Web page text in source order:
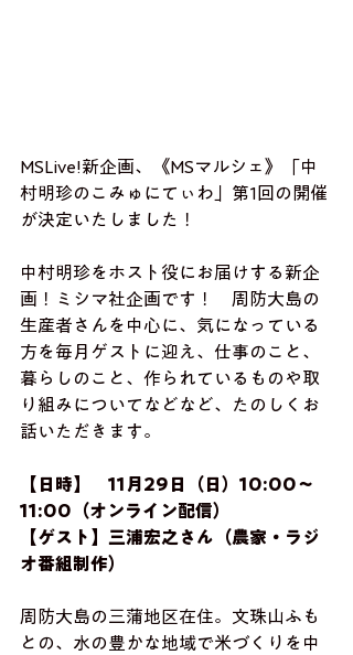
MSLive!新企画、《MSマルシェ》「中
村明珍のこみゅにてぃわ」第1回の開催
が決定いたしました！
中村明珍をホスト役にお届けする新企
画！ミシマ社企画です！　周防大島の
生産者さんを中心に、気になっている
方を毎月ゲストに迎え、仕事のこと、
暮らしのこと、作られているものや取
り組みについてなどなど、たのしくお
話いただきます。
【日時】　11月29日（日）10:00～
11:00（オンライン配信）
【ゲスト】三浦宏之さん（農家・ラジ
オ番組制作）
周防大島の三蒲地区在住。文珠山ふも
との、水の豊かな地域で米づくりを中